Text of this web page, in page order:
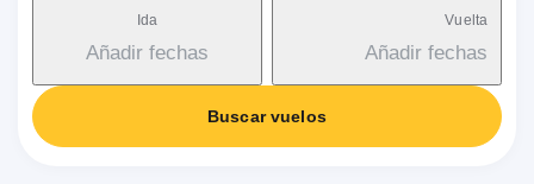
Ida
Añadir fechas
Vuelta
Añadir fechas
Buscar vuelos